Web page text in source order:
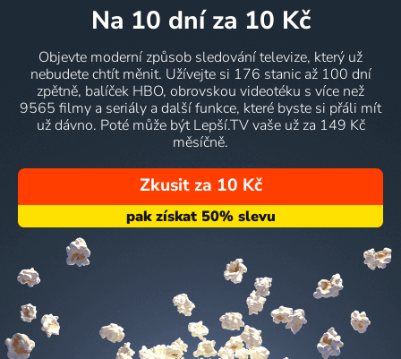
na 10 dní za 10 Kč
Objevte moderní způsob sledování televize, který už
nebudete chtít měnit. Užívejte si 176 stanic až 100 dní
zpětně, balíček HBO, obrovskou videotéku s více než
9565 filmy a seriály a další funkce, které byste si přáli mít
už dávno. Poté může být Lepší.TV vaše už za 149 Kč
měsíčně.
Zkusit za 10 Kč